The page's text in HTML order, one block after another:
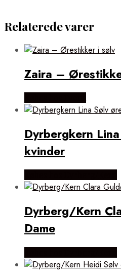
Relaterede varer
Zaira –
Dyrbergkern
kvinder
Dyrberg/Kern
Dame